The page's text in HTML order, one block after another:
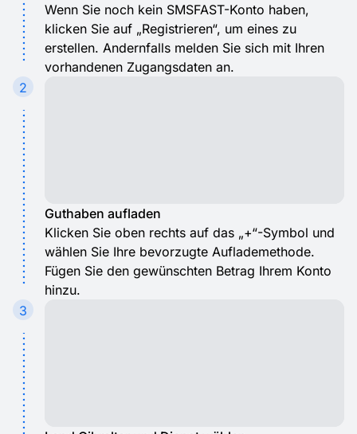
Wenn Sie noch kein SMSFAST-Konto haben,
klicken Sie auf „Registrieren“, um eines zu
erstellen. Andernfalls melden Sie sich mit Ihren
vorhandenen Zugangsdaten an.
2
Guthaben aufladen
Klicken Sie oben rechts auf das „+“-Symbol und
wählen Sie Ihre bevorzugte Auflademethode.
Fügen Sie den gewünschten Betrag Ihrem Konto
hinzu.
3